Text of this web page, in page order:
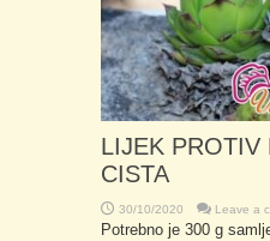
LIJEK PROTIV
CISTA
30/10/2020 Leave a
Potrebno je 300 g